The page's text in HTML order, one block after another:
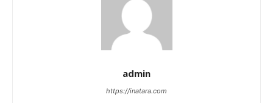
admin
https://inatara.com